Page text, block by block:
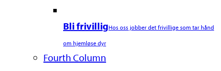
Bli frivilligHos oss jobber det frivillige som tar hånd
om hjemløse dyr
Fourth Column